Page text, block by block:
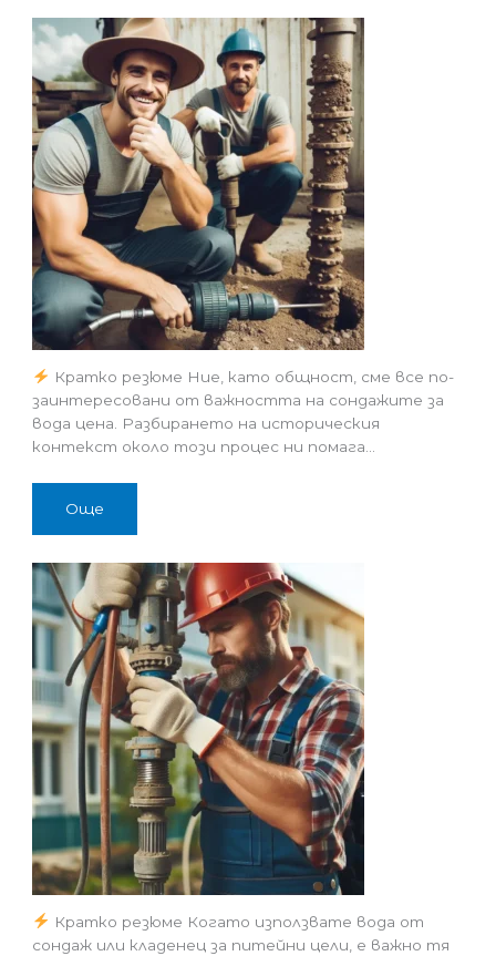
Кратко резюме Ние, като общност, сме все по-
заинтересовани от важността на сондажите за
вода цена. Разбирането на историческия
контекст около този процес ни помага…
Още
Кратко резюме Когато използвате вода от
сондаж или кладенец за питейни цели, е важно тя